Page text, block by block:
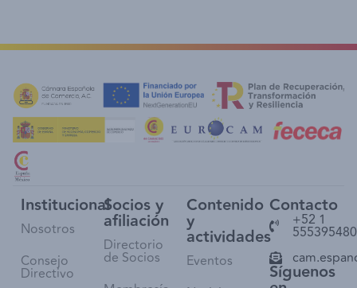
Institucional
Nosotros
Consejo
Directivo
Socios y
afiliación
Directorio
de Socios
Contenido
y
actividades
Eventos
Contacto
+52 1
Síguenos